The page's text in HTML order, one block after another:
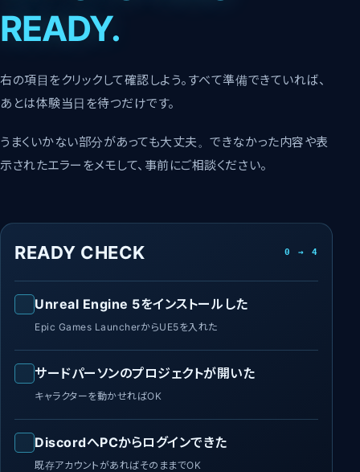
READY.
右の項目をクリックして確認しよう。すべて準備できていれば、
あとは体験当日を待つだけです。
うまくいかない部分があっても大丈夫。できなかった内容や表
示されたエラーをメモして、事前にご相談ください。
READY CHECK 0 → 4
Unreal Engine 5をインストールした
Epic Games LauncherからUE5を入れた
サードパーソンのプロジェクトが開いた
キャラクターを動かせればOK
DiscordへPCからログインできた
既存アカウントがあればそのままでOK